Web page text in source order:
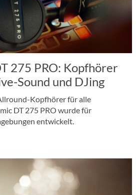
275 PRO: Kopfhörer
Sound und DJing
Kopfhörer für alle
DT 275 PRO wurde für
entwickelt.